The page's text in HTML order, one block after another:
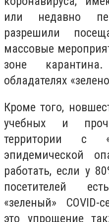
или недавно
разрешили
массовые
зоне
обладателях
Кроме того,
учебных и
территории с
эпидемической
работать, если у
посетителей
«зеленый» COVID-
это упрощение